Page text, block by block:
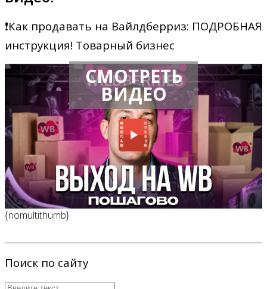
❗️Как продавать на Вайлдберриз: ПОДРОБНАЯ
инструкция! Товарный бизнес
СМОТРЕТЬ
ВИДЕО
{nomultithumb}
Поиск по сайту